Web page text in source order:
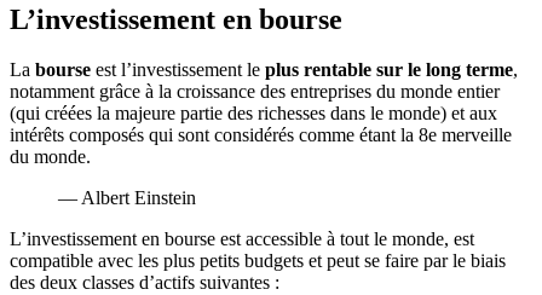
L’investissement en bourse
La bourse est l’investissement le plus rentable sur le long terme,
notamment grâce à la croissance des entreprises du monde entier
(qui créées la majeure partie des richesses dans le monde) et aux
intérêts composés qui sont considérés comme étant la 8e merveille
du monde.
— Albert Einstein
L’investissement en bourse est accessible à tout le monde, est
compatible avec les plus petits budgets et peut se faire par le biais
des deux classes d’actifs suivantes :